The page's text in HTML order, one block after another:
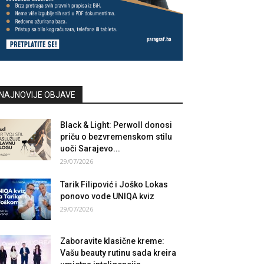
OBJAVE
Black & Light: Perwoll donosi
priču o bezvremenskom stilu
uoči Sarajevo...
29/07/2026
Tarik Filipović i Joško Lokas
ponovo vode UNIQA kviz
29/07/2026
Zaboravite klasične kreme:
Vašu beauty rutinu sada kreira